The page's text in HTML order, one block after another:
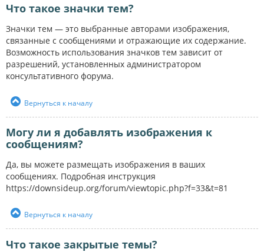
Что такое значки тем?
Значки тем — это выбранные авторами изображения,
связанные с сообщениями и отражающие их содержание.
Возможность использования значков тем зависит от
разрешений, установленных администратором
консультативного форума.
Вернуться к началу
Могу ли я добавлять изображения к
сообщениям?
Да, вы можете размещать изображения в ваших
сообщениях. Подробная инструкция
https://downsideup.org/forum/viewtopic.php?f=33&t=81
Вернуться к началу
Что такое закрытые темы?